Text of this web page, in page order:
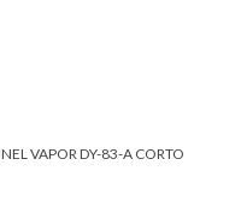
VAPOR DY-83-A CORTO